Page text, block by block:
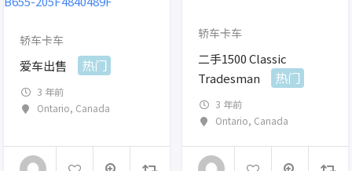
轿车卡车
爱车出售 热门
3 年前
Ontario, Canada
轿车卡车
二手1500 Classic
Tradesman
热门
3 年前
Ontario, Canada